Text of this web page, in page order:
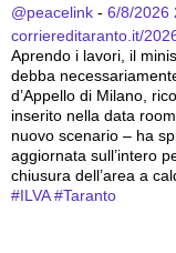
@peacelink - 6/8/2026
corriereditaranto.it/
Aprendo i lavori, il
debba
d’Appello di Milano,
inserito nella data
nuovo scenario – ha
aggiornata sull’intero
chiusura dell’area a
#ILVA #Taranto